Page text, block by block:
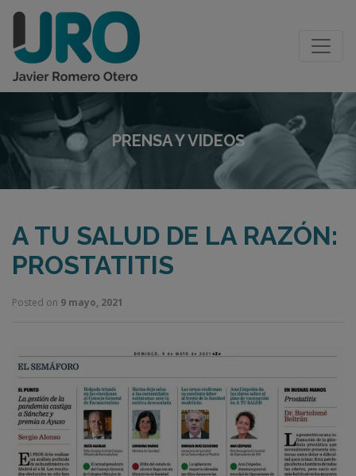
PRENSA Y VIDEOS
A TU SALUD DE LA RAZÓN:
PROSTATITIS
Posted on 9 mayo, 2021